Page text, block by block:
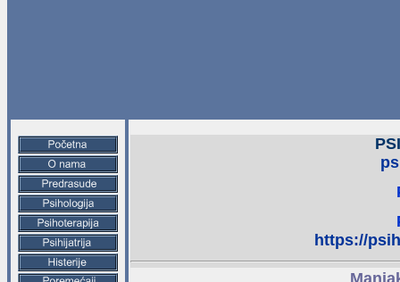
https://